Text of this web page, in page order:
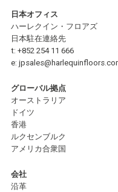
日本オフィス
ハーレクイン・フロアズ
日本駐在連絡先
t: +852 254 11 666
e:
グローバル拠点
オーストラリア
ドイツ
香港
ルクセンブルク
アメリカ合衆国
会社
沿革